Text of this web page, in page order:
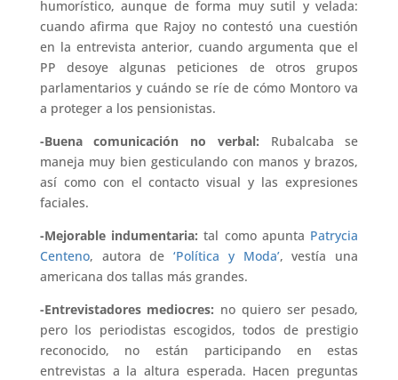
humorístico, aunque de forma muy sutil y velada:
cuando afirma que Rajoy no contestó una cuestión
en la entrevista anterior, cuando argumenta que el
PP desoye algunas peticiones de otros grupos
parlamentarios y cuándo se ríe de cómo Montoro va
a proteger a los pensionistas.
-Buena comunicación no verbal: Rubalcaba se
maneja muy bien gesticulando con manos y brazos,
así como con el contacto visual y las expresiones
faciales.
-Mejorable indumentaria: tal como apunta Patrycia
Centeno, autora de‘Política y Moda’, vestía una
americana dos tallas más grandes.
-Entrevistadores mediocres: no quiero ser pesado,
pero los periodistas escogidos, todos de prestigio
reconocido, no están participando en estas
entrevistas a la altura esperada. Hacen preguntas